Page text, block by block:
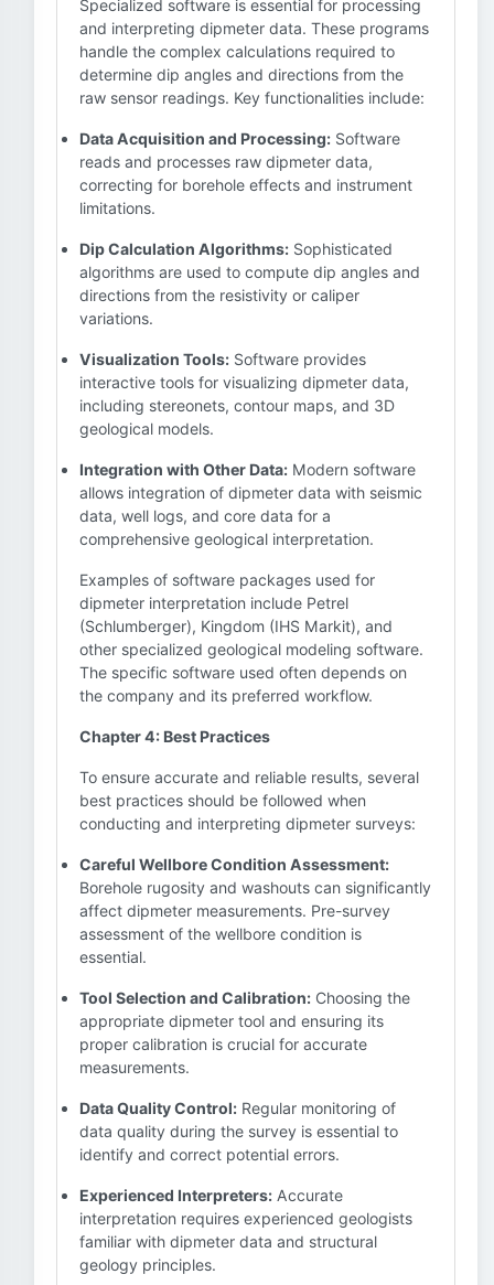
Specialized software is essential for processing
and interpreting dipmeter data. These programs
handle the complex calculations required to
determine dip angles and directions from the
raw sensor readings. Key functionalities include:
Data Acquisition and Processing: Software
reads and processes raw dipmeter data,
correcting for borehole effects and instrument
limitations.
Dip Calculation Algorithms: Sophisticated
algorithms are used to compute dip angles and
directions from the resistivity or caliper
variations.
Visualization Tools: Software provides
interactive tools for visualizing dipmeter data,
including stereonets, contour maps, and 3D
geological models.
Integration with Other Data: Modern software
allows integration of dipmeter data with seismic
data, well logs, and core data for a
comprehensive geological interpretation.
Examples of software packages used for
dipmeter interpretation include Petrel
(Schlumberger), Kingdom (IHS Markit), and
other specialized geological modeling software.
The specific software used often depends on
the company and its preferred workflow.
Chapter 4: Best Practices
To ensure accurate and reliable results, several
best practices should be followed when
conducting and interpreting dipmeter surveys:
Careful Wellbore Condition Assessment:
Borehole rugosity and washouts can significantly
affect dipmeter measurements. Pre-survey
assessment of the wellbore condition is
essential.
Tool Selection and Calibration: Choosing the
appropriate dipmeter tool and ensuring its
proper calibration is crucial for accurate
measurements.
Data Quality Control: Regular monitoring of
data quality during the survey is essential to
identify and correct potential errors.
Experienced Interpreters: Accurate
interpretation requires experienced geologists
familiar with dipmeter data and structural
geology principles.